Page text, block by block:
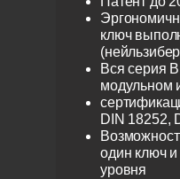
ключ
Вся серия
модульном
DIN 18252,
один ключ и
уровня